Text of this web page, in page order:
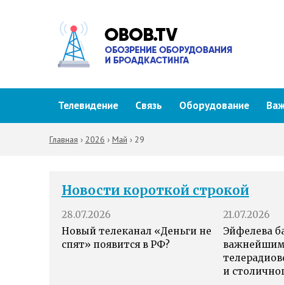
Телевидение Связь Оборудование
Главная › 2026 › Май › 29
Новости короткой строкой
28.07.2026
Новый телеканал «Деньги не
спят» появится в РФ?
21.07.2026
Эйфелева
и